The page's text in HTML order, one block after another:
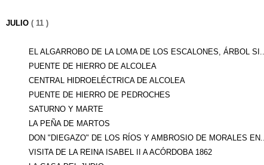
JULIO ( 11 )
EL ALGARROBO DE LA LOMA DE LOS ESCALONES, ÁRBOL SI...
PUENTE DE HIERRO DE ALCOLEA
CENTRAL HIDROELÉCTRICA DE ALCOLEA
PUENTE DE HIERRO DE PEDROCHES
SATURNO Y MARTE
LA PEÑA DE MARTOS
DON "DIEGAZO" DE LOS RÍOS Y AMBROSIO DE MORALES EN...
VISITA DE LA REINA ISABEL II A ACÓRDOBA 1862